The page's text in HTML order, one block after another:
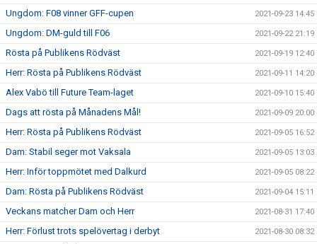
Ungdom: F08 vinner GFF-cupen 2021-09-23 14:45
Ungdom: DM-guld till F06 2021-09-22 21:19
Rösta på Publikens Rödväst 2021-09-19 12:40
Herr: Rösta på Publikens Rödväst 2021-09-11 14:20
Alex Vabö till Future Team-laget 2021-09-10 15:40
Dags att rösta på Månadens Mål! 2021-09-09 20:00
Herr: Rösta på Publikens Rödväst 2021-09-05 16:52
Dam: Stabil seger mot Vaksala 2021-09-05 13:03
Herr: Inför toppmötet med Dalkurd 2021-09-05 08:22
Dam: Rösta på Publikens Rödväst 2021-09-04 15:11
Veckans matcher Dam och Herr 2021-08-31 17:40
Herr: Förlust trots spelövertag i derbyt 2021-08-30 08:32